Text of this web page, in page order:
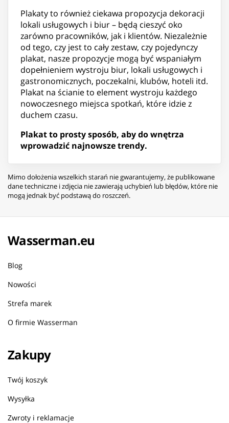
Plakaty to również ciekawa propozycja dekoracji
lokali usługowych i biur – będą cieszyć oko
zarówno pracowników, jak i klientów. Niezależnie
od tego, czy jest to cały zestaw, czy pojedynczy
plakat, nasze propozycje mogą być wspaniałym
dopełnieniem wystroju biur, lokali usługowych i
gastronomicznych, poczekalni, klubów, hoteli itd.
Plakat na ścianie to element wystroju każdego
nowoczesnego miejsca spotkań, które idzie z
duchem czasu.
Plakat to prosty sposób, aby do wnętrza
wprowadzić najnowsze trendy.
Mimo dołożenia wszelkich starań nie gwarantujemy, że publikowane
dane techniczne i zdjęcia nie zawierają uchybień lub błędów, które nie
mogą jednak być podstawą do roszczeń.
Wasserman.eu
Blog
Nowości
Strefa marek
O firmie Wasserman
Zakupy
Twój koszyk
Wysyłka
Zwroty i reklamacje